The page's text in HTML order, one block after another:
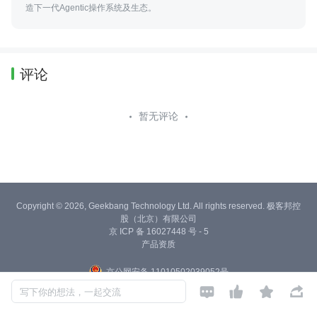
造下一代Agentic操作系统及生态。
评论
暂无评论
写下你的想法，一起交流    
Copyright © 2026, Geekbang Technology Ltd. All rights reserved. 极客邦控
股（北京）有限公司
京 ICP 备 16027448 号 - 5
产品资质
京公网安备 11010502039052号